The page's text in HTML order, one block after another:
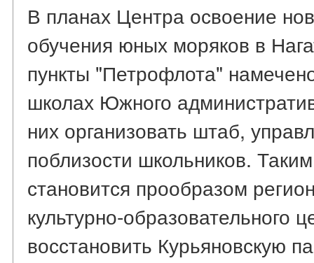
В планах Центра освоение
обучения юных моряков в
пункты "Петрофлота"
школах Южного
них организовать штаб,
поблизости школьников.
становится прообразом
культурно-образовательного
восстановить Курьяновскую